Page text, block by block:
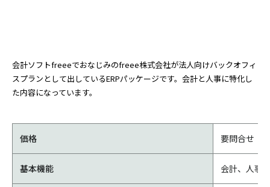
会計ソフトfreeeでおなじみのfreee株式会社が法人向けバックオフィ
スプランとして出しているERPパッケージです。会計と人事に特化し
た内容になっています。
価格 要問合せ
基本機能 会計、人事